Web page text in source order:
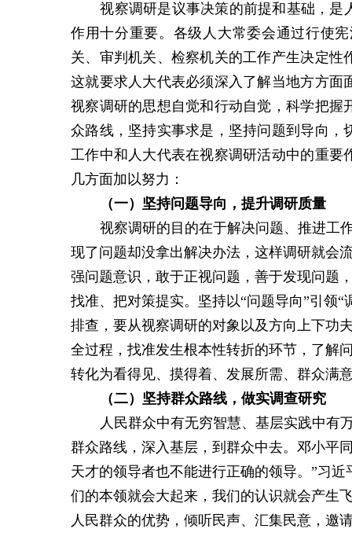
视察调研是议事决策的前提和基础，
作用十分重要。各级人大常委会通过行使
关、审判机关、检察机关的工作产生决定
这就要求人大代表必须深入了解当地方方
视察调研的思想自觉和行动自觉，科学把
众路线，坚持实事求是，坚持问题到导向
工作中和人大代表在视察调研活动中的重
几方面加以努力：
（一） 坚持问题导向 ，提升调研质量
视察调研的目的在于解决问题、推进工
现了问题却没拿出解决办法，这样调研就会
强问题意识，敢于正视问题，善于发现问题
找准、把对策提实。坚持以“问题导向”引领
排查，要从视察调研的对象以及方向上下功
全过程，找准发生根本性转折的环节，了解
转化为看得见、摸得着、发展所需、群众满
（二）坚持群众路线，做实调查研究
人民群众中有无穷智慧、基层实践中有
群众路线，深入基层，到群众中去。邓小平
天才的领导者也不能进行正确的领导。”习
们的本领就会大起来，我们的认识就会产生
人民群众的优势，倾听民声、汇集民意，邀